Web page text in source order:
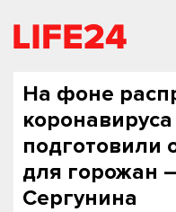
На фоне
подготовили
для горожан
Сергунина